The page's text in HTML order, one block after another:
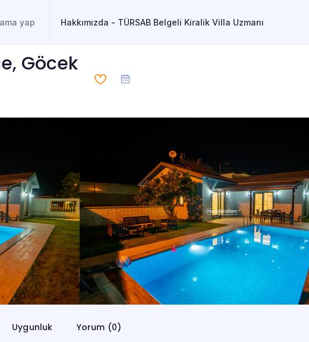
Hakkımızda - TÜRSAB Belgeli Kiralik Villa Uzmanı
Göcek
Uygunluk Yorum (0)